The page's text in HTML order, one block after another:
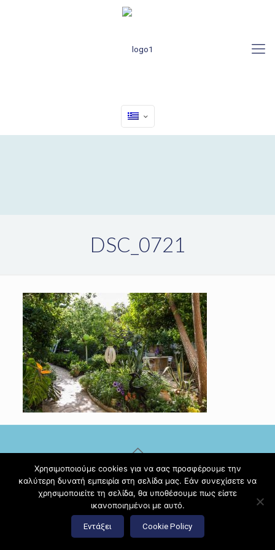
DSC_0721
© 2017 Diamante Beach Front Suites Apartment Suites |
Κατασκευή ιστοσελίδωνHi Web
Χρησιμοποιούμε cookies για να σας προσφέρουμε την
καλύτερη δυνατή εμπειρία στη σελίδα μας. Εάν συνεχίσετε να
χρησιμοποιείτε τη σελίδα, θα υποθέσουμε πως είστε
ικανοποιημένοι με αυτό.
Εντάξει Cookie Policy